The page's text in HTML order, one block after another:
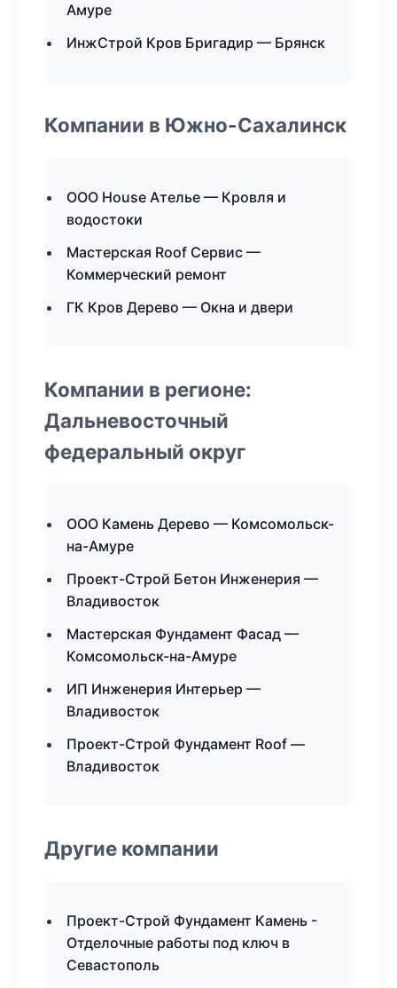
Амуре
ИнжСтрой Кров Бригадир — Брянск
Компании в Южно-Сахалинск
ООО House Ателье — Кровля и
водостоки
Мастерская Roof Сервис —
Коммерческий ремонт
ГК Кров Дерево — Окна и двери
Компании в регионе:
Дальневосточный
федеральный округ
ООО Камень Дерево — Комсомольск-
на-Амуре
Проект-Строй Бетон Инженерия —
Владивосток
Мастерская Фундамент Фасад —
Комсомольск-на-Амуре
ИП Инженерия Интерьер —
Владивосток
Проект-Строй Фундамент Roof —
Владивосток
Другие компании
Проект-Строй Фундамент Камень -
Отделочные работы под ключ в
Севастополь